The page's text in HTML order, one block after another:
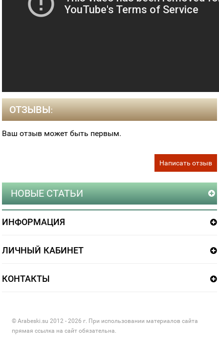
ОТЗЫВЫ:
Ваш отзыв может быть первым.
Написать отзыв
НОВЫЕ СТАТЬИ
ИНФОРМАЦИЯ
ЛИЧНЫЙ КАБИНЕТ
КОНТАКТЫ
© Arabeski.su 2012 - 2026 г. При использовании материалов сайта
прямая ссылка на сайт обязательна.